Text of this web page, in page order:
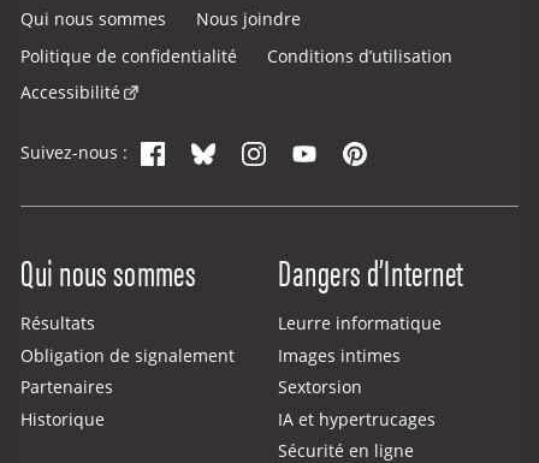
Qui nous sommes
Nous joindre
Politique de confidentialité
Conditions d’utilisation
Accessibilité
Suivez-nous : FacebookBlueskyInstagram
YouTubePinterest
Site Menu
Qui nous sommes
Résultats
Obligation de signalement
Partenaires
Historique
Dangers d’Internet
Leurre informatique
Images intimes
Sextorsion
IA et hypertrucages
Sécurité en ligne